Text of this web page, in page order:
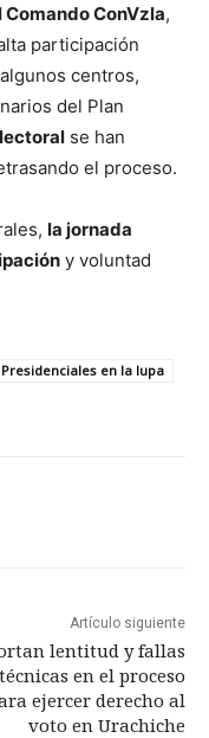
ConVzla,
participación
centros,
del Plan
se han
el proceso.
la jornada
y voluntad
Presidenciales en la lupa
Artículo siguiente
lentitud y fallas
técnicas en el proceso
ejercer derecho al
voto en Urachiche